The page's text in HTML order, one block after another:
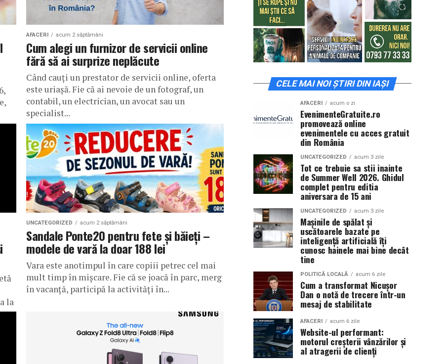
AFACERI acum 2 săptămâni
Cum alegi un furnizor de servicii online
fără să ai surprize neplăcute
Când cauți un prestator de servicii online, oferta
este uriașă. Fie că ai nevoie de un fotograf, un
contabil, un electrician, un avocat sau un
specialist...
la
UNCATEGORIZED acum 2 săptămâni
Sandale Ponte20 pentru fete și băieți –
modele de vară la doar 188 lei
Vara este anotimpul în care copiii petrec cel mai
mult timp în mișcare. Fie că se joacă în parc, merg
în vacanță, participă la activități în...
CELE MAI NOI ȘTIRI DIN IAȘI
AFACERI acum o zi
EvenimenteGratuite.ro
promovează online
evenimentele cu acces gratuit
din România
UNCATEGORIZED acum 3 zile
Tot ce trebuie sa stii inainte
de Summer Well 2026. Ghidul
complet pentru editia
aniversara de 15 ani
UNCATEGORIZED acum 3 zile
Mașinile de spălat și
uscătoarele bazate pe
inteligență artificială îți
cunosc hainele mai bine decât
tine
POLITICĂ LOCALĂ acum 6 zile
Cum a transformat Nicușor
Dan o notă de trecere într-un
mesaj de stabilitate
AFACERI acum 6 zile
Website-ul performant:
motorul creșterii vânzărilor și
al atragerii de clienți